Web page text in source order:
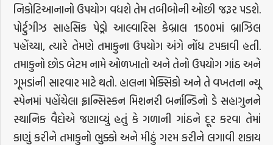
નિકોટિઆનાનો ઉપયોગ વધશે તેમ તબીબોની ઓછી જરૂર પડશે.
પોર્ટુગીઝ સાહસિક પેડ્રો આલ્વારિસ કેબ્રાલ 1500માં બ્રાઝિલ
પહોંચ્યા, ત્યારે તેમણે તમાકુના ઉપયોગ અંગે નોંધ ટપકાવી હતી.
તમાકુનો છોડ બેટમ નામે ઓળખાતો અને તેનો ઉપયોગ ગાંઠ અને
ગૂમડાંની સારવાર માટે થતો. હાલના મેક્સિકો અને તે વખતના ન્યૂ
સ્પેનમાં પહોંચેલા ફ્રાન્સિસ્કન મિશનરી બર્નાન્ડિનો ડે સહાગુનને
સ્થાનિક વૈદોએ જણાવ્યું હતું કે ગળાની ગાંઠને દૂર કરવા તેમાં
કાણું કરીને તમાકુનો ભુક્કો અને મીઠું ગરમ કરીને લગાવી શકાય